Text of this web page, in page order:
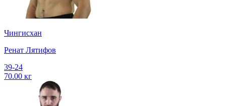
Чингисхан
Ренат Лятифов
39-24
70.00 кг